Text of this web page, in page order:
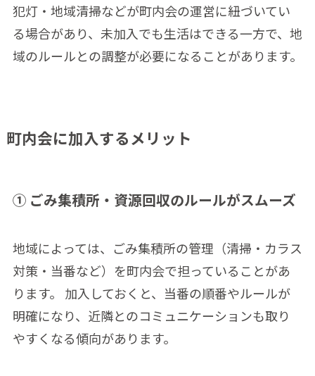
犯灯・地域清掃などが町内会の運営に紐づいてい
る場合があり、未加入でも生活はできる一方で、地
域のルールとの調整が必要になることがあります。
町内会に加入するメリット
① ごみ集積所・資源回収のルールがスムーズ
地域によっては、ごみ集積所の管理（清掃・カラス
対策・当番など）を町内会で担っていることがあ
ります。 加入しておくと、当番の順番やルールが
明確になり、近隣とのコミュニケーションも取り
やすくなる傾向があります。